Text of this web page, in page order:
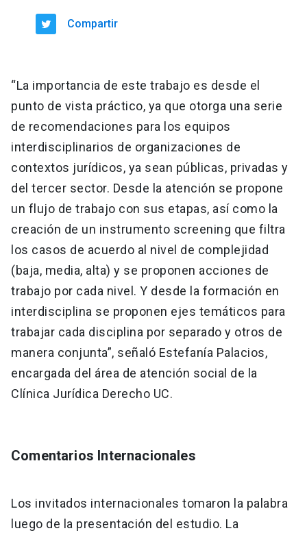
Compartir
“La importancia de este trabajo es desde el
punto de vista práctico, ya que otorga una serie
de recomendaciones para los equipos
interdisciplinarios de organizaciones de
contextos jurídicos, ya sean públicas, privadas y
del tercer sector. Desde la atención se propone
un flujo de trabajo con sus etapas, así como la
creación de un instrumento screening que filtra
los casos de acuerdo al nivel de complejidad
(baja, media, alta) y se proponen acciones de
trabajo por cada nivel. Y desde la formación en
interdisciplina se proponen ejes temáticos para
trabajar cada disciplina por separado y otros de
manera conjunta”, señaló Estefanía Palacios,
encargada del área de atención social de la
Clínica Jurídica Derecho UC.
Comentarios Internacionales
Los invitados internacionales tomaron la palabra
luego de la presentación del estudio. La